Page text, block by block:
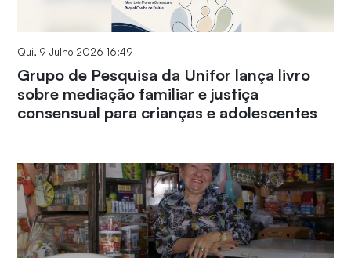
Qui, 9 Julho 2026 16:49
Grupo de Pesquisa da Unifor lança livro
sobre mediação familiar e justiça
consensual para crianças e adolescentes